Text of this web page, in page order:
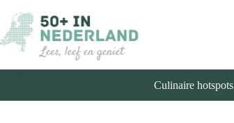
naar
de
inhoud
Culinaire hotspots